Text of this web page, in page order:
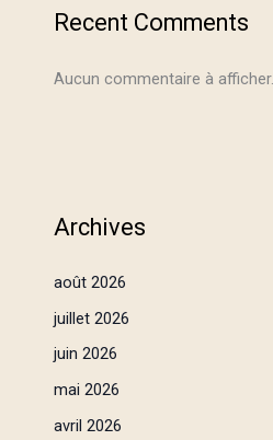
Recent Comments
Aucun commentaire à afficher.
Archives
août 2026
juillet 2026
juin 2026
mai 2026
avril 2026